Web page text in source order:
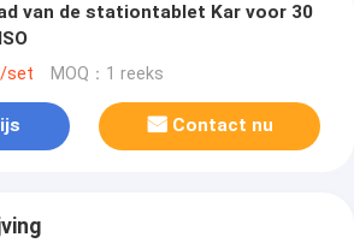
van de stationtablet Kar voor 30
set MOQ：1 reeks
Contact nu